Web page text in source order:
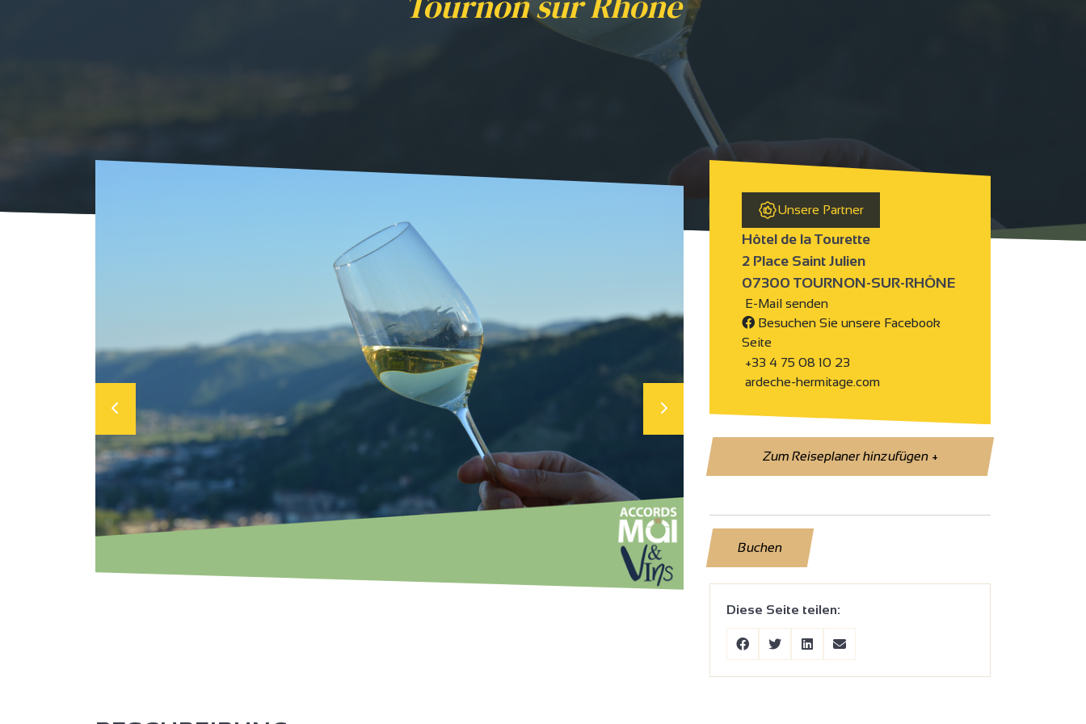
Visite guidée : " Au fil des cuvées" - Tournon sur Rhône
Unsere Partner
Hôtel de la Tourette
2 Place Saint Julien
07300 TOURNON-SUR-RHÔNE
E-Mail senden
Besuchen Sie unsere Facebook
Seite
+33 4 75 08 10 23
ardeche-hermitage.com
Zum Reiseplaner hinzufügen+
Buchen
Diese Seite teilen: